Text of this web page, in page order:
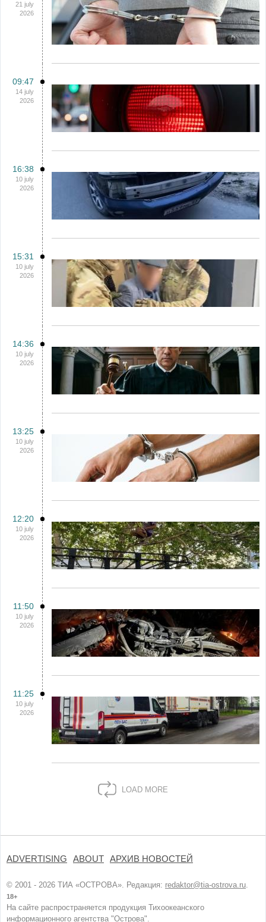
21 july
2026
09:47
14 july
2026
16:38
10 july
2026
15:31
10 july
2026
14:36
10 july
2026
13:25
10 july
2026
12:20
10 july
2026
11:50
10 july
2026
11:25
10 july
2026
LOAD MORE
ADVERTISING ABOUT АРХИВ НОВОСТЕЙ
© 2001 - 2026 ТИА «ОСТРОВА». Редакция: redaktor@tia-ostrova.ru.
18+
На сайте распространяется продукция Тихоокеанского
информационного агентства "Острова".